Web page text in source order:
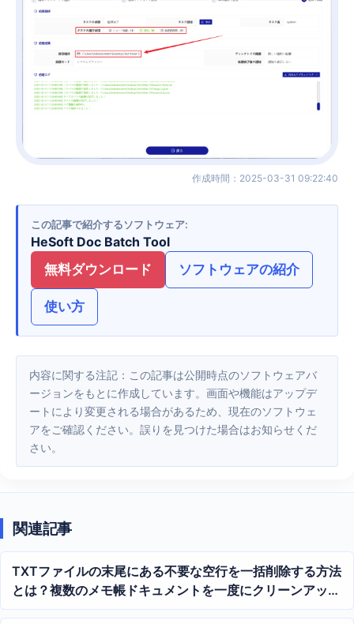
作成時間 ： 2025-03-31 09:22:40
この記事で紹介するソフトウェア
HeSoft Doc Batch Tool
無料ダウンロード
ソフトウェアの紹介
使い方
内容に関する注記：この記事は公開時点のソフトウェアバ
ージョンをもとに作成しています。画面や機能はアップデ
ートにより変更される場合があるため、現在のソフトウェ
アをご確認ください。誤りを見つけた場合はお知らせくだ
さい。
関連記事
TXTファイルの末尾にある不要な空行を一括削除する方法
とは？複数のメモ帳ドキュメントを一度にクリーンアップ
するチュートリアル